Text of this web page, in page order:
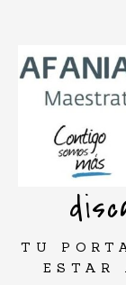
contenido
TU
ESTAR